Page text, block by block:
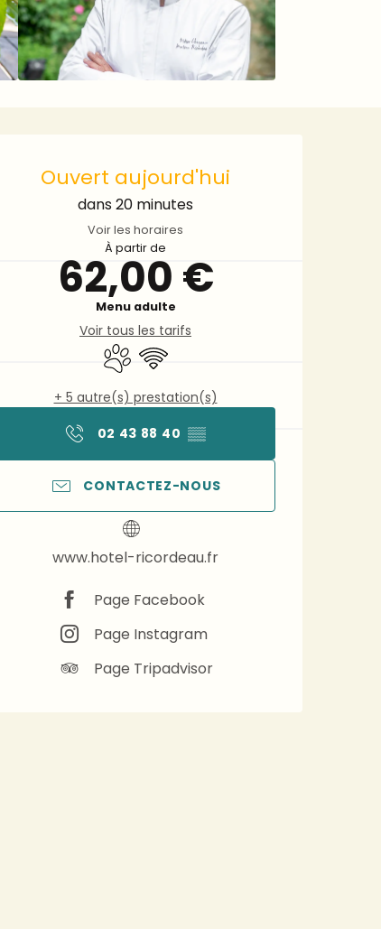
et
Ouvert aujourd'hui
dans 20 minutes
Voir les horaires
À partir de
62,00 €
Menu adulte
Voir tous les tarifs
Animaux acceptés
WiFi
+ 5 autre(s) prestation(s)
02 43 88 40 ▒▒
CONTACTEZ-NOUS
www.hotel-ricordeau.fr
Page Facebook
Page Instagram
Page Tripadvisor